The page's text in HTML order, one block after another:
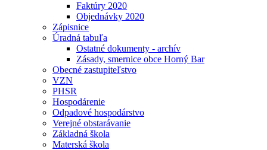
Faktúry 2020
Objednávky 2020
Zápisnice
Úradná tabuľa
Ostatné dokumenty - archív
Zásady, smernice obce Horný Bar
Obecné zastupiteľstvo
VZN
PHSR
Hospodárenie
Odpadové hospodárstvo
Verejné obstarávanie
Základná škola
Materská škola